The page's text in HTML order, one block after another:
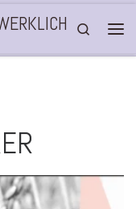
Search